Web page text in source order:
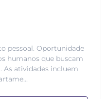
pessoal. Oportunidade
humanos que buscam
As atividades incluem